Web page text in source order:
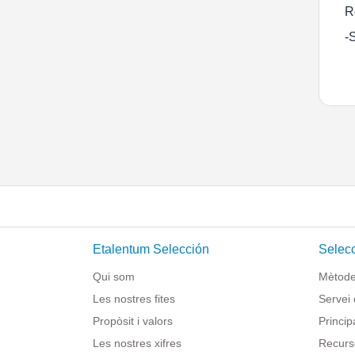
-
Etalentum Selección
Qui som
Les nostres fites
Propòsit i valors
Les nostres xifres
Servei